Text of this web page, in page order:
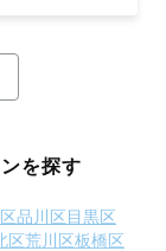
を探す
品川区目黒区
区荒川区板橋区